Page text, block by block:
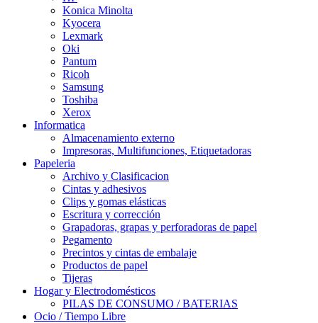
Konica Minolta
Kyocera
Lexmark
Oki
Pantum
Ricoh
Samsung
Toshiba
Xerox
Informatica
Almacenamiento externo
Impresoras, Multifunciones, Etiquetadoras
Papeleria
Archivo y Clasificacion
Cintas y adhesivos
Clips y gomas elásticas
Escritura y corrección
Grapadoras, grapas y perforadoras de papel
Pegamento
Precintos y cintas de embalaje
Productos de papel
Tijeras
Hogar y Electrodomésticos
PILAS DE CONSUMO / BATERIAS
Ocio / Tiempo Libre